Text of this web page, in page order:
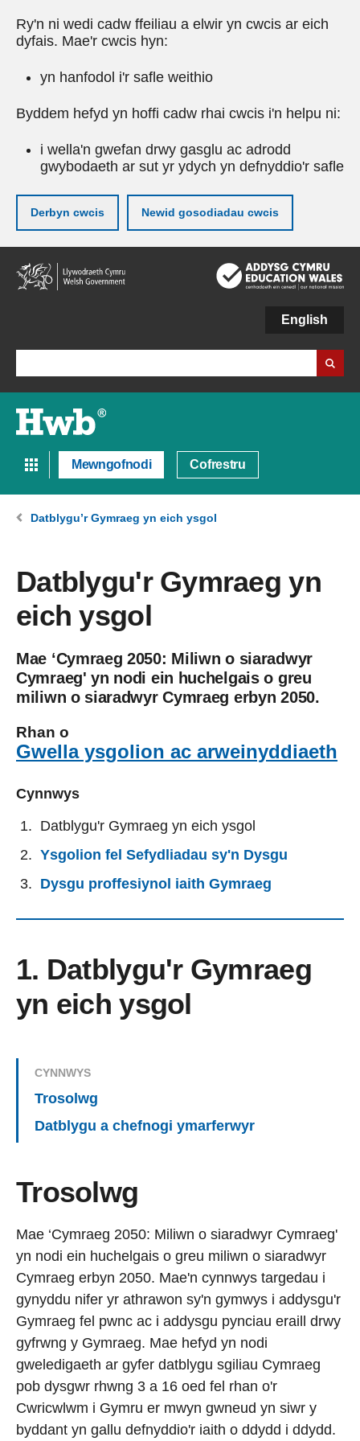
Ry'n ni wedi cadw ffeiliau a elwir yn cwcis ar eich
dyfais. Mae'r cwcis hyn:
yn hanfodol i'r safle weithio
Byddem hefyd yn hoffi cadw rhai cwcis i'n helpu ni:
i wella'n gwefan drwy gasglu ac adrodd
gwybodaeth ar sut yr ydych yn defnyddio'r safle
Derbyn cwcis Newid gosodiadau cwcis
Neidio
i'r
prif
English
Mewngofnodi Cofrestru
Datblygu’r Gymraeg yn eich ysgol
Datblygu'r Gymraeg yn
eich ysgol
Mae ‘Cymraeg 2050: Miliwn o siaradwyr
Cymraeg' yn nodi ein huchelgais o greu
miliwn o siaradwyr Cymraeg erbyn 2050.
Rhan o
Gwella ysgolion ac arweinyddiaeth
Cynnwys
Datblygu'r Gymraeg yn eich ysgol
Ysgolion fel Sefydliadau sy'n Dysgu
Dysgu proffesiynol iaith Gymraeg
1. Datblygu'r Gymraeg
yn eich ysgol
CYNNWYS
Trosolwg
Datblygu a chefnogi ymarferwyr
Trosolwg
Mae ‘Cymraeg 2050: Miliwn o siaradwyr Cymraeg'
yn nodi ein huchelgais o greu miliwn o siaradwyr
Cymraeg erbyn 2050. Mae'n cynnwys targedau i
gynyddu nifer yr athrawon sy'n gymwys i addysgu'r
Gymraeg fel pwnc ac i addysgu pynciau eraill drwy
gyfrwng y Gymraeg. Mae hefyd yn nodi
gweledigaeth ar gyfer datblygu sgiliau Cymraeg
pob dysgwr rhwng 3 a 16 oed fel rhan o'r
Cwricwlwm i Gymru er mwyn gwneud yn siwr y
byddant yn gallu defnyddio'r iaith o ddydd i ddydd.